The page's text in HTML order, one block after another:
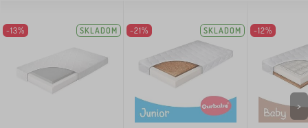
-13% SKLADOM -21% SKLADOM -12%
>